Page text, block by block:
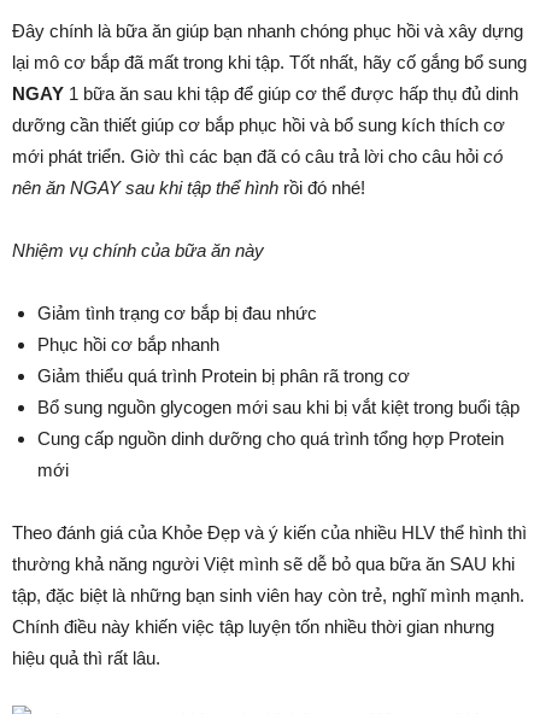
Đây chính là bữa ăn giúp bạn nhanh chóng phục hồi và xây dựng
lại mô cơ bắp đã mất trong khi tập. Tốt nhất, hãy cố gắng bổ sung
NGAY 1 bữa ăn sau khi tập để giúp cơ thể được hấp thụ đủ dinh
dưỡng cần thiết giúp cơ bắp phục hồi và bổ sung kích thích cơ
mới phát triển. Giờ thì các bạn đã có câu trả lời cho câu hỏi có
nên ăn NGAY sau khi tập thể hình rồi đó nhé!
Nhiệm vụ chính của bữa ăn này
Giảm tình trạng cơ bắp bị đau nhức
Phục hồi cơ bắp nhanh
Giảm thiểu quá trình Protein bị phân rã trong cơ
Bổ sung nguồn glycogen mới sau khi bị vắt kiệt trong buổi tập
Cung cấp nguồn dinh dưỡng cho quá trình tổng hợp Protein
mới
Theo đánh giá của Khỏe Đẹp và ý kiến của nhiều HLV thể hình thì
thường khả năng người Việt mình sẽ dễ bỏ qua bữa ăn SAU khi
tập, đặc biệt là những bạn sinh viên hay còn trẻ, nghĩ mình mạnh.
Chính điều này khiến việc tập luyện tốn nhiều thời gian nhưng
hiệu quả thì rất lâu.